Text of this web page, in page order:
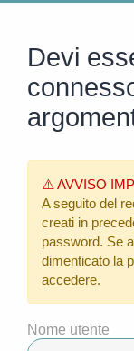
Devi
⚠️ AVVISO
A seguito del
creati in
password. Se
dimenticato la
accedere.
Nome utente